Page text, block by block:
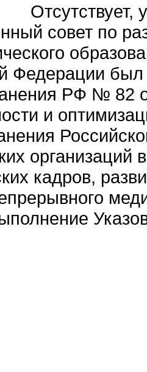
Отсутствует,
совет по
Федерации
РФ № 82
и
кадров,